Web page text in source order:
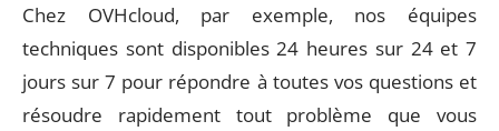
Chez OVHcloud, par exemple, nos équipes
techniques sont disponibles 24 heures sur 24 et 7
jours sur 7 pour répondre à toutes vos questions et
résoudre rapidement tout problème que vous